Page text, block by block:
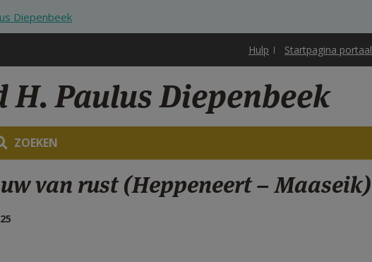
Diepenbeek
Hulp Startpagina portaal
H. Paulus Diepenbeek
ZOEKEN
van rust (Heppeneert – Maaseik)